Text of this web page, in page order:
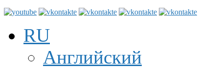
RU
Английский